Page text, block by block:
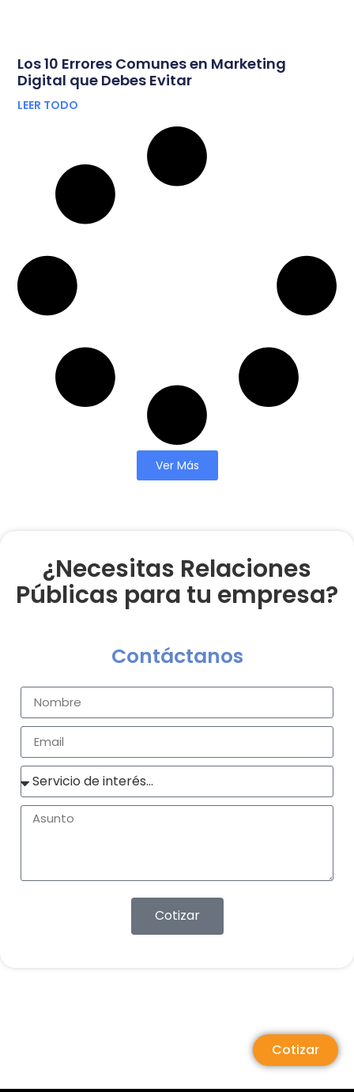
Los 10 Errores Comunes en Marketing
Digital que Debes Evitar
LEER TODO
Ver Más
¿Necesitas Relaciones
Públicas para tu empresa?
Contáctanos
Cotizar
Cotizar